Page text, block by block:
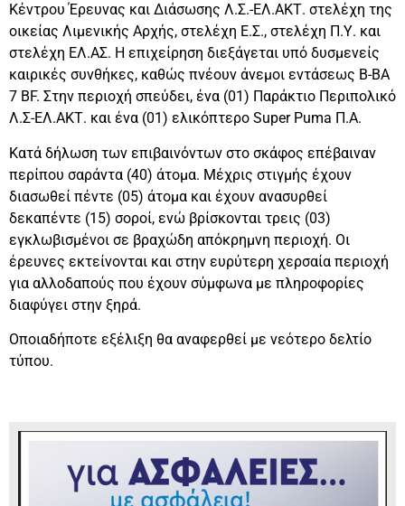
Κέντρου Έρευνας και Διάσωσης Λ.Σ.-ΕΛ.ΑΚΤ. στελέχη της
οικείας Λιμενικής Αρχής, στελέχη Ε.Σ., στελέχη Π.Υ. και
στελέχη ΕΛ.ΑΣ. Η επιχείρηση διεξάγεται υπό δυσμενείς
καιρικές συνθήκες, καθώς πνέουν άνεμοι εντάσεως Β-ΒΑ
7 BF. Στην περιοχή σπεύδει, ένα (01) Παράκτιο Περιπολικό
Λ.Σ-ΕΛ.ΑΚΤ. και ένα (01) ελικόπτερο Super Puma Π.Α.
Κατά δήλωση των επιβαινόντων στο σκάφος επέβαιναν
περίπου σαράντα (40) άτομα. Μέχρις στιγμής έχουν
διασωθεί πέντε (05) άτομα και έχουν ανασυρθεί
δεκαπέντε (15) σοροί, ενώ βρίσκονται τρεις (03)
εγκλωβισμένοι σε βραχώδη απόκρημνη περιοχή. Οι
έρευνες εκτείνονται και στην ευρύτερη χερσαία περιοχή
για αλλοδαπούς που έχουν σύμφωνα με πληροφορίες
διαφύγει στην ξηρά.
Οποιαδήποτε εξέλιξη θα αναφερθεί με νεότερο δελτίο
τύπου.